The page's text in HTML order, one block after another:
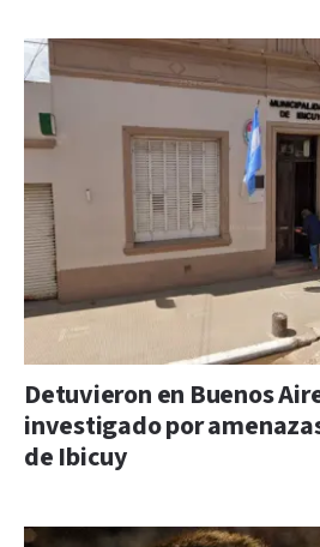
Detuvieron en Buenos
investigado por
de Ibicuy